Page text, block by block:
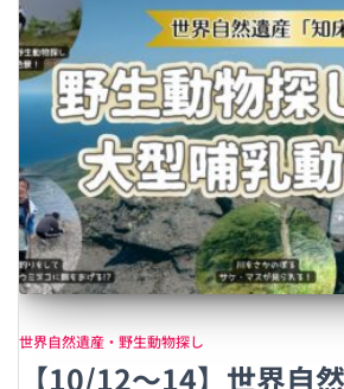
世界自然遺産・野生動物探し
【10/12〜14】世界自